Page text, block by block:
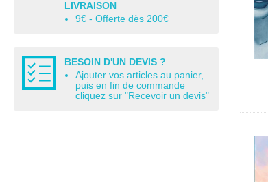
LIVRAISON
9€ - Offerte dès 200€
BESOIN D'UN DEVIS ?
Ajouter vos articles au panier,
puis en fin de commande
cliquez sur "Recevoir un devis"